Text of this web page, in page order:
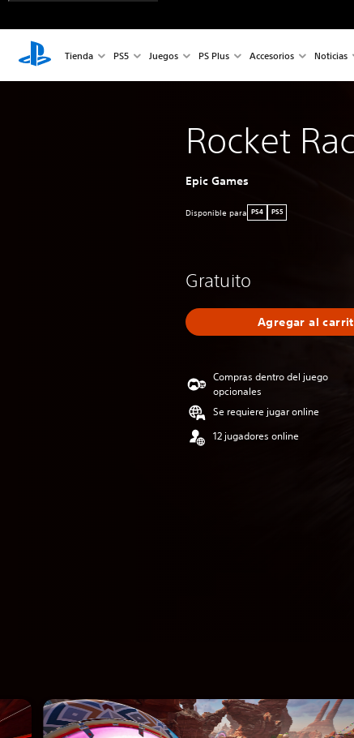
Tienda PS5 Juegos PS Plus Accesorios Noticias
Rocket
Epic Games
Disponible para PS4 PS5
Gratuito
Agregar al
Compras dentro del juego
opcionales
Se requiere jugar online
12 jugadores online